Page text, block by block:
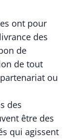
ont pour
des
de
de tout
ou
des
être des
qui agissent